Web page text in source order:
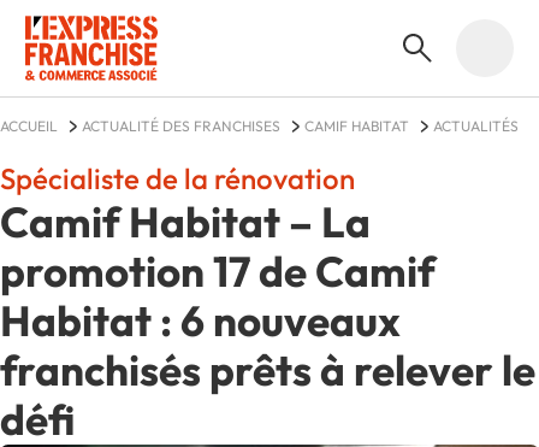
ACCUEIL ACTUALITÉ DES FRANCHISES CAMIF HABITAT ACTUALITÉS
Camif Habitat – La
promotion 17 de Camif
Habitat : 6 nouveaux
franchisés prêts à relever le
défi
Spécialiste de la rénovation